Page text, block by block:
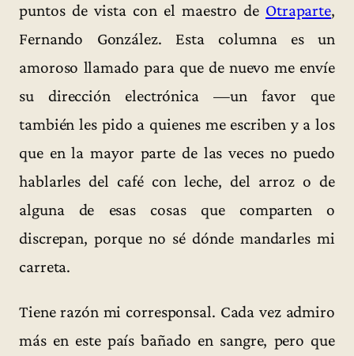
puntos de vista con el maestro de Otraparte,
Fernando González. Esta columna es un
amoroso llamado para que de nuevo me envíe
su dirección electrónica —un favor que
también les pido a quienes me escriben y a los
que en la mayor parte de las veces no puedo
hablarles del café con leche, del arroz o de
alguna de esas cosas que comparten o
discrepan, porque no sé dónde mandarles mi
carreta.
Tiene razón mi corresponsal. Cada vez admiro
más en este país bañado en sangre, pero que